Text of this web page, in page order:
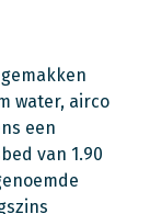
water, airco
een
van 1.90